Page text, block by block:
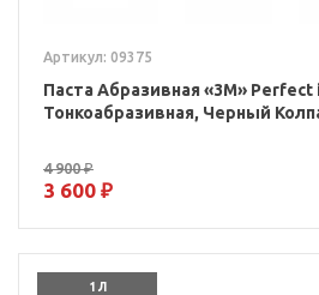
Артикул: 09375
Паста Абразивная «3M» Perfect
Тонкоабразивная, Черный
4 900 ₽
3 600 ₽
1 Л